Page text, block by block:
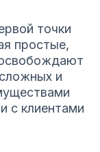
точки
простые,
и
с клиентами